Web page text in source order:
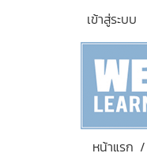
เข้าสู่ระบบ
หน้าแรก